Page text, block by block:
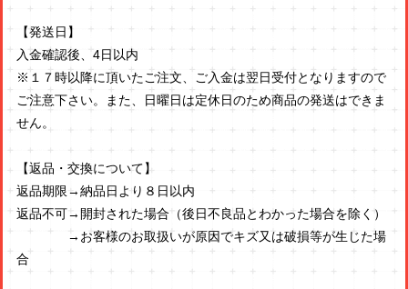
【発送日】
入金確認後、4日以内
※１７時以降に頂いたご注文、ご入金は翌日受付となりますので
ご注意下さい。また、日曜日は定休日のため商品の発送はできま
せん。
【返品・交換について】
返品期限→納品日より８日以内
返品不可→開封された場合（後日不良品とわかった場合を除く）
→お客様のお取扱いが原因でキズ又は破損等が生じた場
合